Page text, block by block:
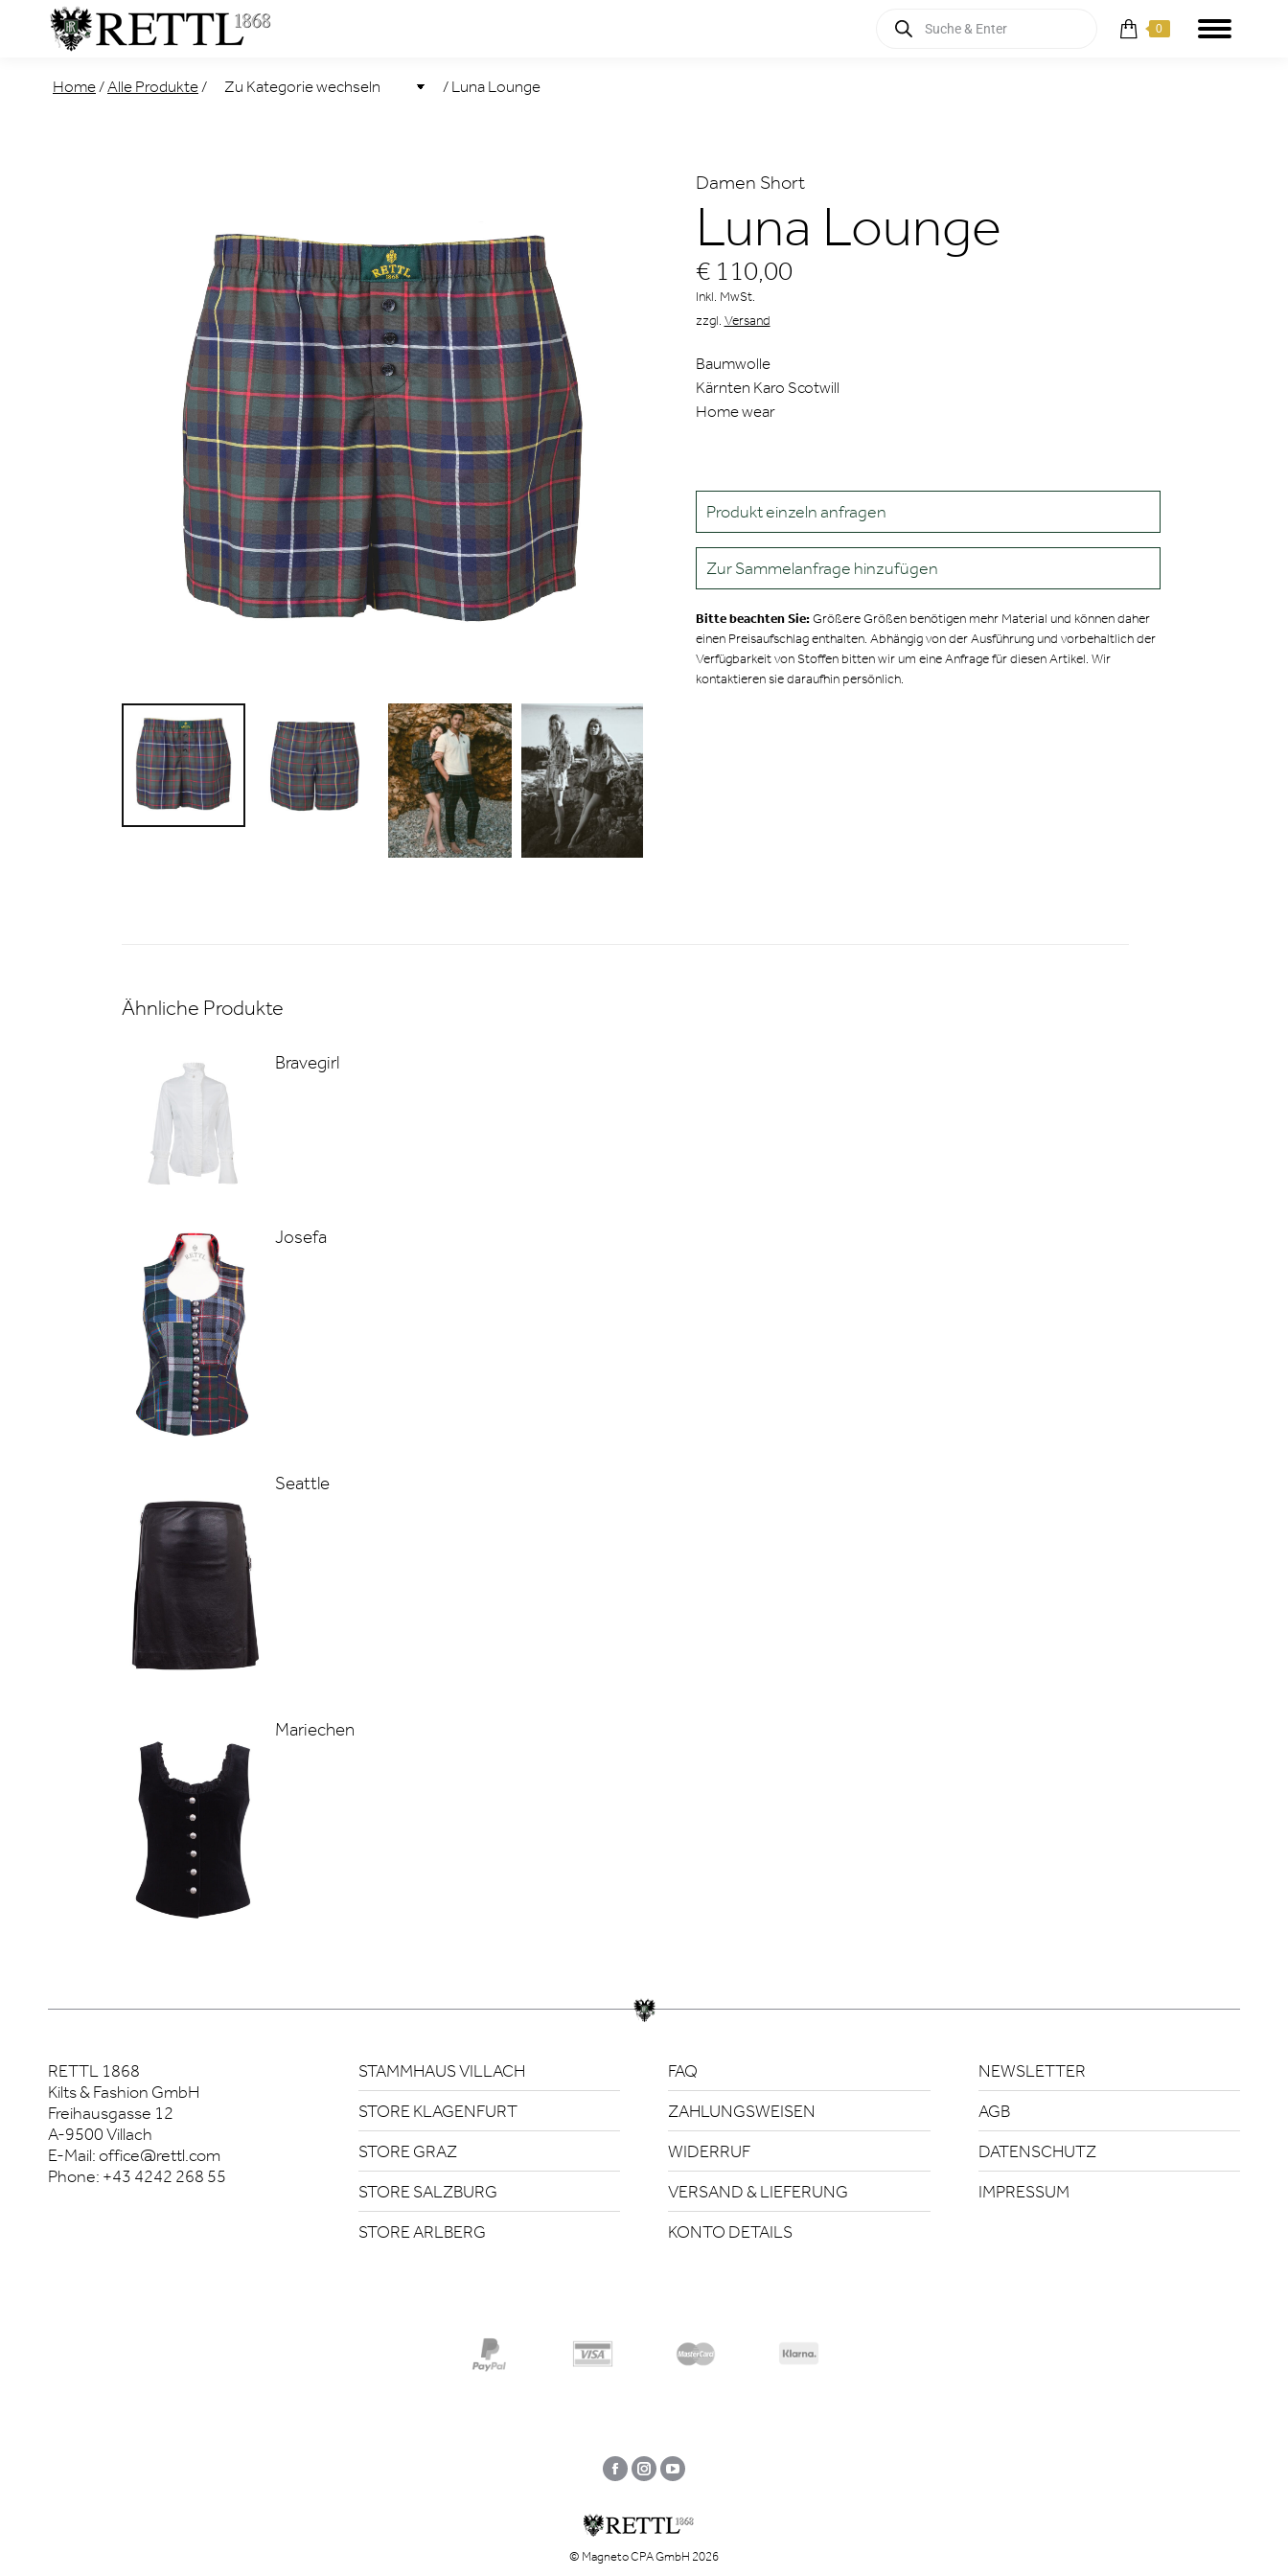
Products
search
0
Home / Alle Produkte / / Luna Lounge
Damen Short
Luna Lounge
€ 110,00
Inkl. MwSt.
zzgl. Versand
Baumwolle
Kärnten Karo Scotwill
Home wear
Produkt einzeln anfragen
Zur Sammelanfrage hinzufügen
Bitte beachten Sie:Größere Größen benötigen mehr Material und können daher
einen Preisaufschlag enthalten. Abhängig von der Ausführung und vorbehaltlich der
Verfügbarkeit von Stoffen bitten wir um eine Anfrage für diesen Artikel. Wir
kontaktieren sie daraufhin persönlich.
Ähnliche Produkte
Bravegirl
Josefa
Seattle
Mariechen
RETTL 1868
Kilts & Fashion GmbH
Freihausgasse 12
A-9500 Villach
E-Mail:office@rettl.com
Phone: +43 4242 268 55
STAMMHAUS VILLACH
STORE KLAGENFURT
STORE GRAZ
STORE SALZBURG
STORE ARLBERG
FAQ
ZAHLUNGSWEISEN
WIDERRUF
VERSAND & LIEFERUNG
KONTO DETAILS
NEWSLETTER
AGB
DATENSCHUTZ
IMPRESSUM
Facebook
InstagramYouTube
© Magneto CPA GmbH 2026